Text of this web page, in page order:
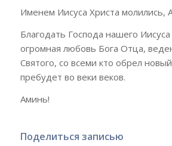
Именем Иисуса Христа молились,
Благодать Господа нашего Иисуса
огромная любовь Бога Отца,
Святого, со всеми кто обрел
пребудет во веки веков.
Аминь!
Поделиться записью